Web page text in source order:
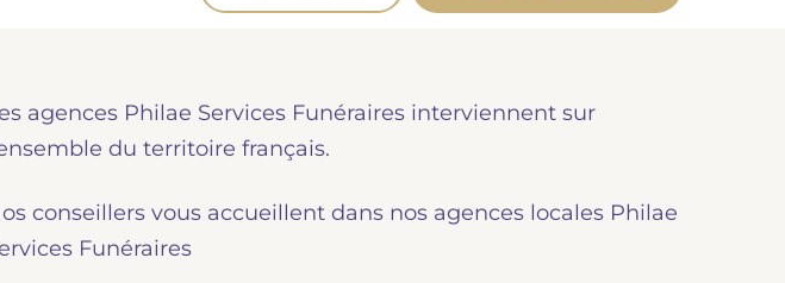
l'organisation de la
prévoyance
marbrerie pour accompagner l'hommage du
défunt. Découvrez nos gammes spécialisées.
Demander un devis marbrerie
agences Philae Services Funéraires interviennent sur
du territoire français.
conseillers vous accueillent dans nos agences locales Philae
Funéraires